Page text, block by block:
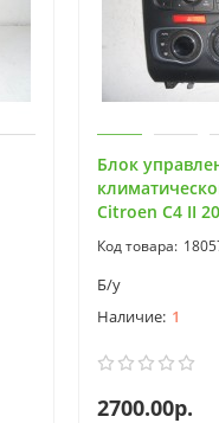
Блок
Citroen C4 II
Б/у
1
2700.00р.